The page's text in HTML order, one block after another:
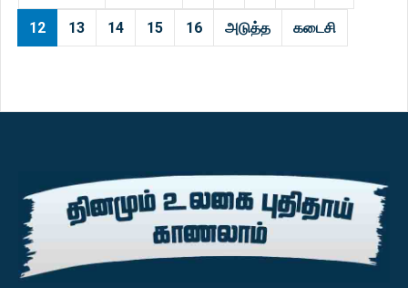
12 13 14 15 16 அடுத்த கடைசி